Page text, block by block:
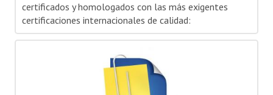
Staff
Nuestras Marcas
certificados y homologados con las más exigentes
certificaciones internacionales de calidad: